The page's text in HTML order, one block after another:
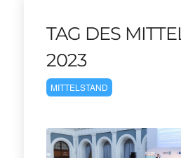
TAG DES
2023
MITTELSTAND